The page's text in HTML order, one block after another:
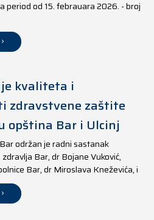
period od 15. febrauara 2026. - broj
kvaliteta i
zdravstvene zaštite
opština Bar i Ulcinj
održan je radni sastanak
Bar, dr Bojane Vuković,
Bar, dr Miroslava Kneževića, i
Ulcinj, Kreshnika Mustafe.